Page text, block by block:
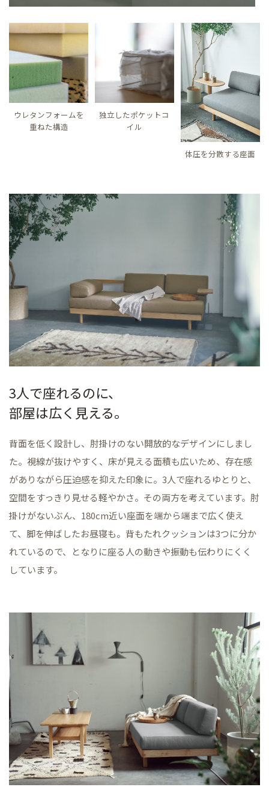
ウレタンフォームを
重ねた構造
独立したポケットコ
イル
体圧を分散する座面
3人で座れるのに、
部屋は広く見える。
背面を低く設計し、肘掛けのない開放的なデザインにしまし
た。視線が抜けやすく、床が見える面積も広いため、存在感
がありながら圧迫感を抑えた印象に。3人で座れるゆとりと、
空間をすっきり見せる軽やかさ。その両方を考えています。肘
掛けがないぶん、180cm近い座面を端から端まで広く使え
て、脚を伸ばしたお昼寝も。背もたれクッションは3つに分か
れているので、となりに座る人の動きや振動も伝わりにくく
しています。